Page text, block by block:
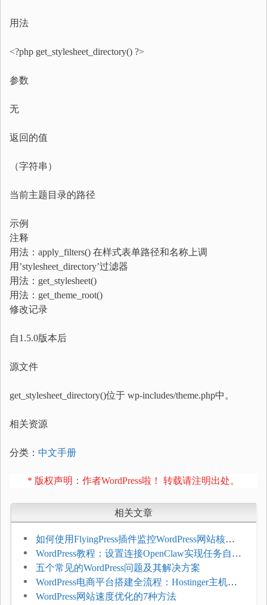
用法
<?php get_stylesheet_directory() ?>
参数
无
返回的值
（字符串）
当前主题目录的路径
示例
注释
用法：apply_filters() 在样式表单路径和名称上调
用’stylesheet_directory’过滤器
用法：get_stylesheet()
用法：get_theme_root()
修改记录
自1.5.0版本后
源文件
get_stylesheet_directory()位于 wp-includes/theme.php中。
相关资源
分类： 中文手册
* 版权声明：作者WordPress啦！ 转载请注明出处。
相关文章
如何使用FlyingPress插件监控WordPress网站核心
网页指标（CWV）
WordPress教程：设置连接OpenClaw实现任务自动
化
五个常见的WordPress问题及其解决方案
WordPress电商平台搭建全流程：Hostinger主机一
键部署
WordPress网站速度优化的7种方法